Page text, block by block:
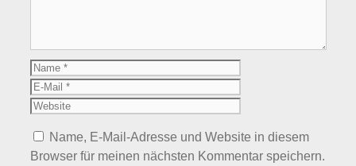
Name
Name, E-Mail-Adresse und Website in diesem
Browser für meinen nächsten Kommentar speichern.